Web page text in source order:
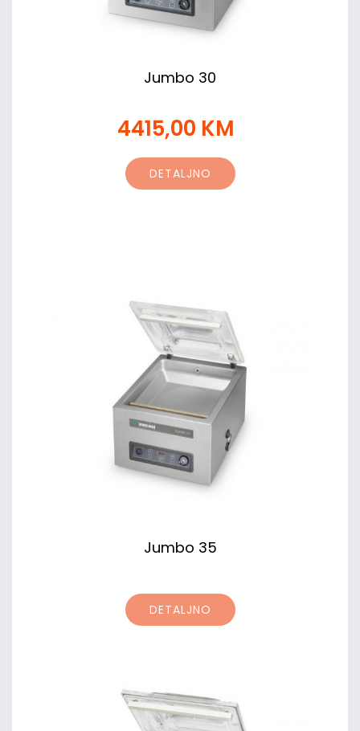
Jumbo 30
4415,00 KM
DETALJNO
Jumbo 35
DETALJNO